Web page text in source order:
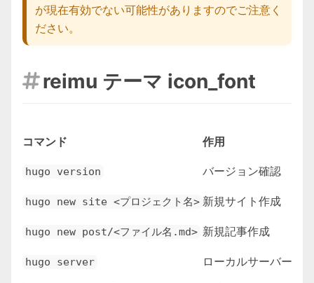
が現在有効でない可能性がありますのでご注意く
ださい。
reimu テーマ icon_font
コマンド 作用
hugo version バージョン確認
hugo new site <プロジェクト名> 新規サイト作成
hugo new post/<ファイル名.md> 新規記事作成
hugo server ローカルサーバー起動